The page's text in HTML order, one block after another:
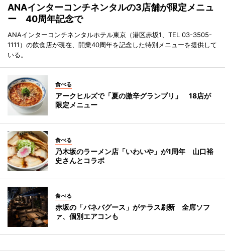
ANAインターコンチネンタルの3店舗が限定メニュ
ー 40周年記念で
ANAインターコンチネンタルホテル東京（港区赤坂1、TEL 03-3505-
1111）の飲食店が現在、開業40周年を記念した特別メニューを提供して
いる。
食べる
アークヒルズで「夏の激辛グランプリ」 18店が
限定メニュー
食べる
乃木坂のラーメン店「いわいや」が1周年 山口裕
史さんとコラボ
食べる
赤坂の「バネバグース」がテラス刷新 全席ソフ
ァ、個別エアコンも